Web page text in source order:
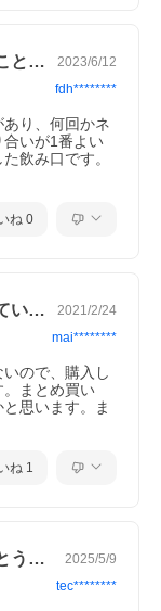
新大久保の飲食店でも何度も飲んだことが… 2023/6/12
fdh********
り、何回かネ
合いが1番よい
飲み口です。
ね 0
生マッコリは、近くのお店には置いていな… 2021/2/24
mai********
ので、購入し
まとめ買い
思います。ま
ね 1
クール便で、発送して頂いてありがとうご… 2025/5/9
tec********